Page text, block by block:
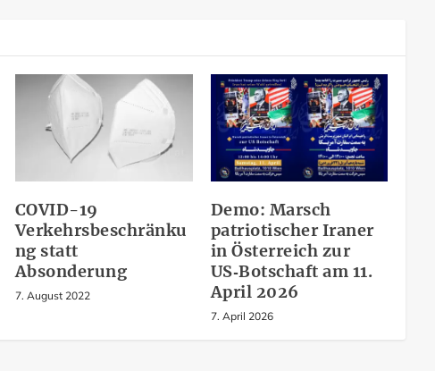
COVID-19
Verkehrsbeschränku
ng statt
Absonderung
7. August 2022
Demo: Marsch
patriotischer Iraner
in Österreich zur
US‑Botschaft am 11.
April 2026
7. April 2026